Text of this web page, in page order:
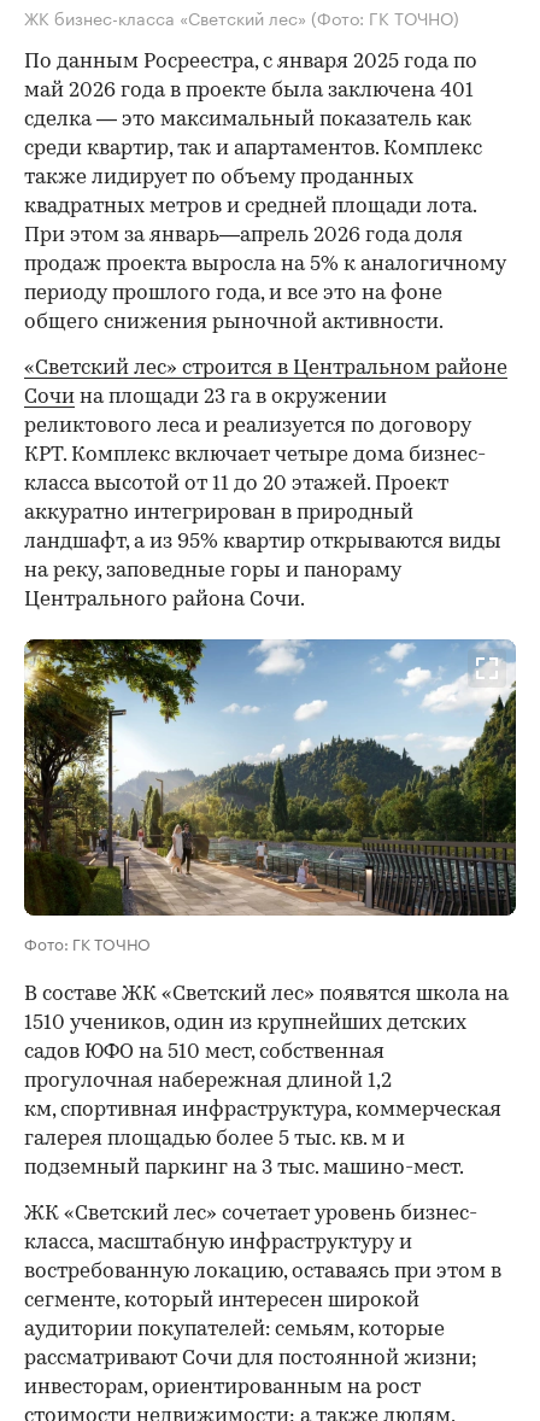
ЖК бизнес-класса «Светский лес» (Фото: ГК ТОЧНО)
По данным Росреестра, с января 2025 года по
май 2026 года в проекте была заключена 401
сделка — это максимальный показатель как
среди квартир, так и апартаментов. Комплекс
также лидирует по объему проданных
квадратных метров и средней площади лота.
При этом за январь—апрель 2026 года доля
продаж проекта выросла на 5% к аналогичному
периоду прошлого года, и все это на фоне
общего снижения рыночной активности.
«Светский лес» строится в Центральном районе
Сочи на площади 23 га в окружении
реликтового леса и реализуется по договору
КРТ. Комплекс включает четыре дома бизнес-
класса высотой от 11 до 20 этажей. Проект
аккуратно интегрирован в природный
ландшафт, а из 95% квартир открываются виды
на реку, заповедные горы и панораму
Центрального района Сочи.
Фото: ГК ТОЧНО
00:00
В составе ЖК «Светский лес» появятся школа на
1510 учеников, один из крупнейших детских
садов ЮФО на 510 мест, собственная
прогулочная набережная длиной 1,2
км, спортивная инфраструктура, коммерческая
галерея площадью более 5 тыс. кв. м и
подземный паркинг на 3 тыс. машино-мест.
ЖК «Светский лес» сочетает уровень бизнес-
класса, масштабную инфраструктуру и
востребованную локацию, оставаясь при этом в
сегменте, который интересен широкой
аудитории покупателей: семьям, которые
рассматривают Сочи для постоянной жизни;
инвесторам, ориентированным на рост